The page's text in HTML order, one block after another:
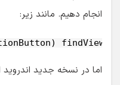
انجام دهیم. مانند زیر:
اما در نسخه جدید